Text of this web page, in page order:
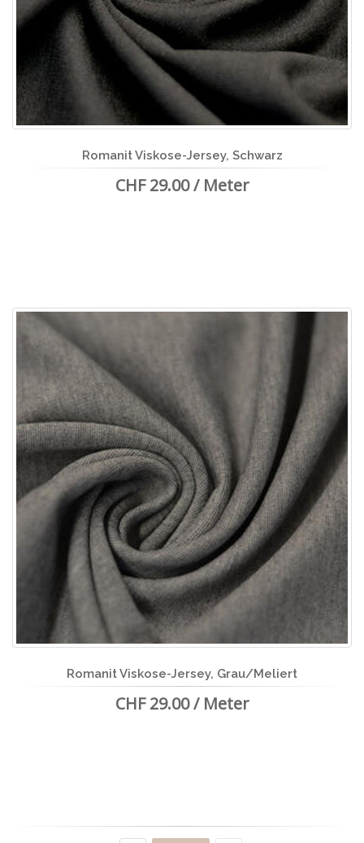
Romanit Viskose-Jersey, Schwarz
CHF 29.00 / Meter
Romanit Viskose-Jersey, Grau/Meliert
CHF 29.00 / Meter